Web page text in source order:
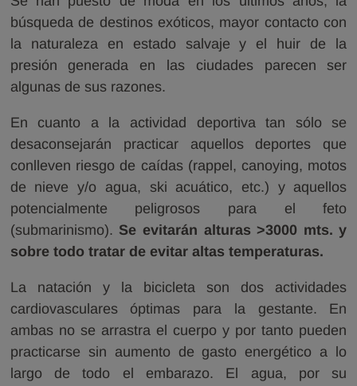
búsqueda de destinos exóticos, mayor contacto con
la naturaleza en estado salvaje y el huir de la
presión generada en las ciudades parecen ser
algunas de sus razones.
En cuanto a la actividad deportiva tan sólo se
desaconsejarán practicar aquellos deportes que
conlleven riesgo de caídas (rappel, canoying, motos
de nieve y/o agua, ski acuático, etc.) y aquellos
potencialmente peligrosos para el feto
(submarinismo). Se evitarán alturas >3000 mts. y
sobre todo tratar de evitar altas temperaturas.
La natación y la bicicleta son dos actividades
cardiovasculares óptimas para la gestante. En
ambas no se arrastra el cuerpo y por tanto pueden
practicarse sin aumento de gasto energético a lo
largo de todo el embarazo. El agua, por su